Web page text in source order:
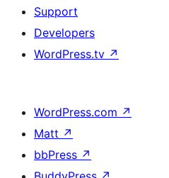
Support
Developers
WordPress.tv ↗
WordPress.com ↗
Matt ↗
bbPress ↗